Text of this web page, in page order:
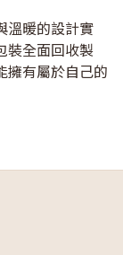
溫暖的設計實
裝全面回收製
擁有屬於自己的